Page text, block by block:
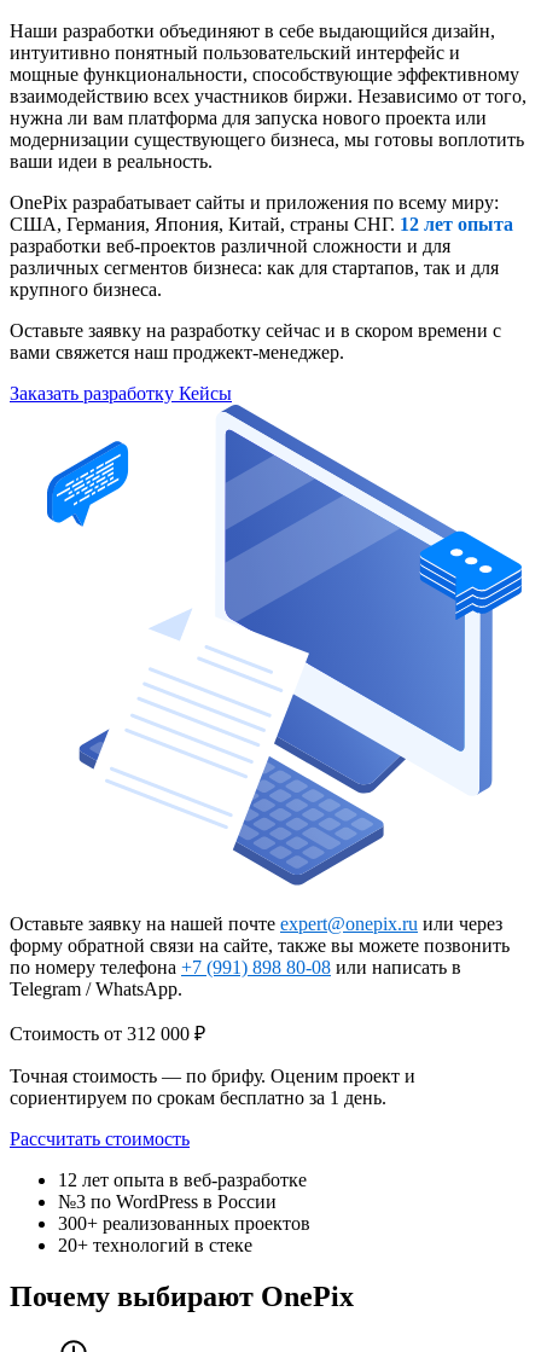
Наши разработки объединяют в себе выдающийся дизайн,
интуитивно понятный пользовательский интерфейс и
мощные функциональности, способствующие эффективному
взаимодействию всех участников биржи. Независимо от того,
нужна ли вам платформа для запуска нового проекта или
модернизации существующего бизнеса, мы готовы воплотить
ваши идеи в реальность.
OnePix разрабатывает сайты и приложения по всему миру:
США, Германия, Япония, Китай, страны СНГ. 12 лет опыта
разработки веб-проектов различной сложности и для
различных сегментов бизнеса: как для стартапов, так и для
крупного бизнеса.
Оставьте заявку на разработку сейчас и в скором времени c
вами свяжется наш проджект-менеджер.
Заказать разработку Кейсы
Оставьте заявку на нашей почте expert@onepix.ru или через
форму обратной связи на сайте, также вы можете позвонить
по номеру телефона +7 (991) 898 80-08 или написать в
Telegram / WhatsApp.
Стоимость от 312 000 ₽
Точная стоимость — по брифу. Оценим проект и
сориентируем по срокам бесплатно за 1 день.
Рассчитать стоимость
12 лет опыта в веб-разработке
№3 по WordPress в России
300+ реализованных проектов
20+ технологий в стеке
Почему выбирают OnePix